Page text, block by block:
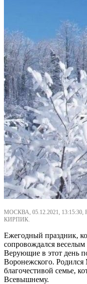
МОСКВА, 05.12.2021,
КИРПИК.
Ежегодный праздник,
сопровождался
Верующие в этот день
Воронежского. Родился
благочестивой семье,
Всевышнему.